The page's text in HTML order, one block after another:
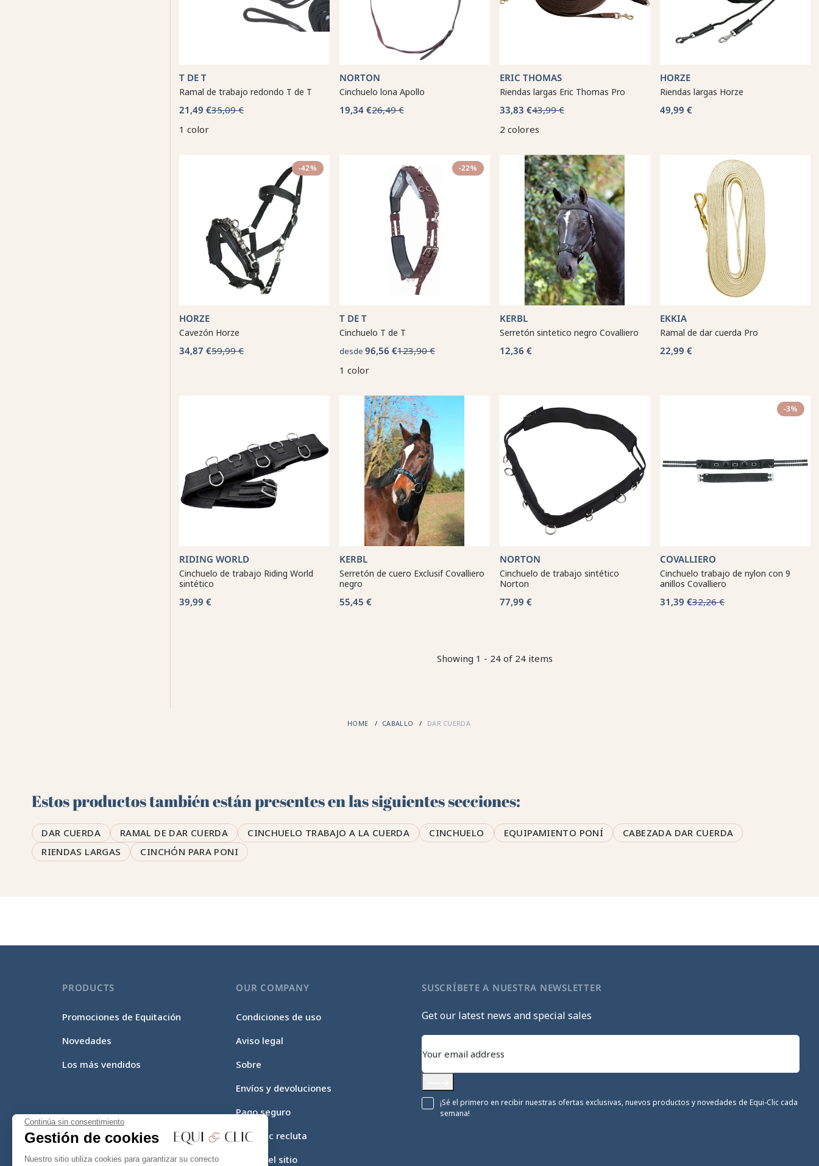
Continúa sin consentimiento
Gestión de cookies
Nuestro sitio utiliza cookies para garantizar su correcto
T DE T
Ramal de trabajo redondo T de T
21,49 €35,09 €
1 color
NORTON
Cinchuelo lona Apollo
19,34 €26,49 €
ERIC THOMAS
Riendas largas Eric Thomas Pro
33,83 €43,99 €
2 colores
HORZE
Riendas largas Horze
49,99 €
-42%
HORZE
Cavezón Horze
34,87 €59,99 €
-22%
T DE T
Cinchuelo T de T
desde 96,56 €123,90 €
1 color
KERBL
Serretón sintetico negro Covalliero
12,36 €
EKKIA
Ramal de dar cuerda Pro
22,99 €
RIDING WORLD
Cinchuelo de trabajo Riding World
sintético
39,99 €
KERBL
Serretón de cuero Exclusif Covalliero
negro
55,45 €
NORTON
Cinchuelo de trabajo sintético
Norton
77,99 €
-3%
COVALLIERO
Cinchuelo trabajo de nylon con 9
anillos Covalliero
31,39 €32,26 €
Showing 1 - 24 of 24 items
HOME CABALLO DAR CUERDA
Estos productos también están presentes en las siguientes secciones:
DAR CUERDA RAMAL DE DAR CUERDA CINCHUELO TRABAJO A LA CUERDA CINCHUELO EQUIPAMIENTO PONÍ
CABEZADA DAR CUERDA
RIENDAS LARGAS
CINCHÓN PARA PONI
PRODUCTS
Promociones de Equitación
Novedades
Los más vendidos
OUR COMPANY
Condiciones de uso
Aviso legal
Sobre
Envíos y devoluciones
Pago seguro
Equi-Clic recluta
Mapa del sitio
SUSCRÍBETE A NUESTRA NEWSLETTER
Get our latest news and special sales
Subscribe
¡Sé el primero en recibir nuestras ofertas exclusivas, nuevos productos y novedades de Equi-Clic cada
semana!